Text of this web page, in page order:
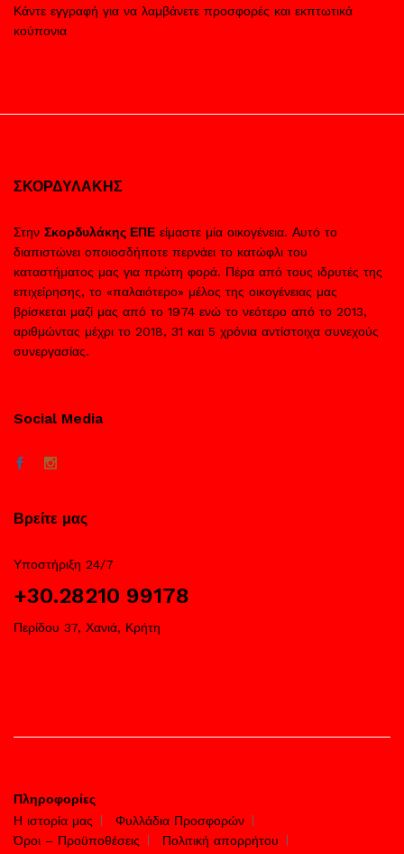
Κάντε εγγραφή για να λαμβάνετε προσφορές και εκπτωτικά
κούπονια
ΣΚΟΡΔΥΛΑΚΗΣ
Στην Σκορδυλάκης ΕΠΕ είμαστε μία οικογένεια. Αυτό το
διαπιστώνει οποιοσδήποτε περνάει το κατώφλι του
καταστήματος μας για πρώτη φορά. Πέρα από τους ιδρυτές της
επιχείρησης, το «παλαιότερο» μέλος της οικογένειας μας
βρίσκεται μαζί μας από το 1974 ενώ το νεότερο από το 2013,
αριθμώντας μέχρι το 2018, 31 και 5 χρόνια αντίστοιχα συνεχούς
συνεργασίας.
Social Media
Βρείτε μας
Υποστήριξη 24/7
+30.28210 99178
Περίδου 37, Χανιά, Κρήτη
Πληροφορίες
Η ιστορία μας
Φυλλάδια Προσφορών
Όροι – Προϋποθέσεις
Πολιτική απορρήτου